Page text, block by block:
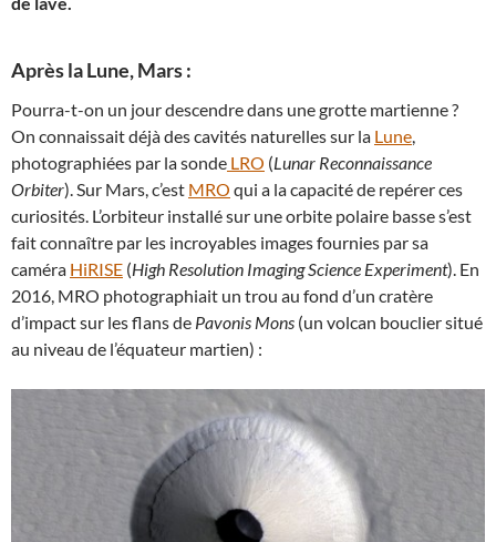
Après la Lune, Mars :
Pourra-t-on un jour descendre dans une grotte martienne ?
On connaissait déjà des cavités naturelles sur la Lune,
photographiées par la sonde LRO (Lunar Reconnaissance
Orbiter). Sur Mars, c’est MRO qui a la capacité de repérer ces
curiosités. L’orbiteur installé sur une orbite polaire basse s’est
fait connaître par les incroyables images fournies par sa
caméra HiRISE (High Resolution Imaging Science Experiment). En
2016, MRO photographiait un trou au fond d’un cratère
d’impact sur les flans de Pavonis Mons (un volcan bouclier situé
au niveau de l’équateur martien) :